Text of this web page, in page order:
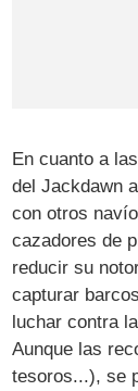
En cuanto a
del Jackdawn
con otros
cazadores de
reducir su
capturar
luchar contra
Aunque las
tesoros...), se